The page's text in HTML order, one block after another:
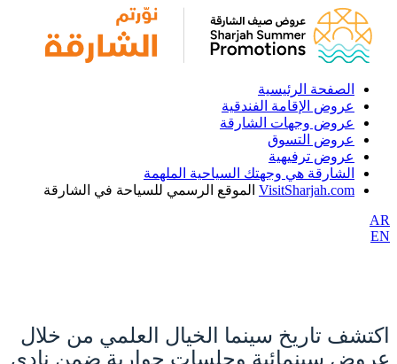
الصفحة الرئيسية
عروض الإقامة الفندقية
عروض وجهات الشارقة
عروض التسوق
عروض ترفيهية
الشارقة هي وجهتك السياحية الملهمة
VisitSharjah.com الموقع الرسمي للسياحة في الشارقة
AR
EN
اكتشف تاريخ سينما الخيال العلمي من خلال
عروض سينمائية وجلسات حوارية ضمن نادي